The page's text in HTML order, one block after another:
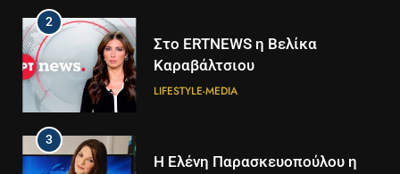
2
Στο ERTNEWS η Βελίκα
Καραβάλτσιου
LIFESTYLE-MEDIA
3
Η Ελένη Παρασκευοπούλου η